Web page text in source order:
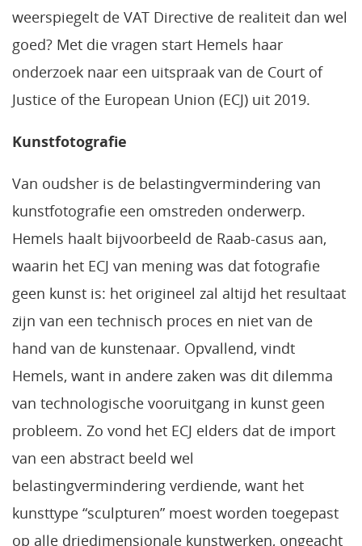
weerspiegelt de VAT Directive de realiteit dan wel
goed? Met die vragen start Hemels haar
onderzoek naar een uitspraak van de Court of
Justice of the European Union (ECJ) uit 2019.
Kunstfotografie
Van oudsher is de belastingvermindering van
kunstfotografie een omstreden onderwerp.
Hemels haalt bijvoorbeeld de Raab-casus aan,
waarin het ECJ van mening was dat fotografie
geen kunst is: het origineel zal altijd het resultaat
zijn van een technisch proces en niet van de
hand van de kunstenaar. Opvallend, vindt
Hemels, want in andere zaken was dit dilemma
van technologische vooruitgang in kunst geen
probleem. Zo vond het ECJ elders dat de import
van een abstract beeld wel
belastingvermindering verdiende, want het
kunsttype “sculpturen” moest worden toegepast
op alle driedimensionale kunstwerken, ongeacht